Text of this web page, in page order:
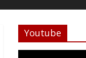
Youtube